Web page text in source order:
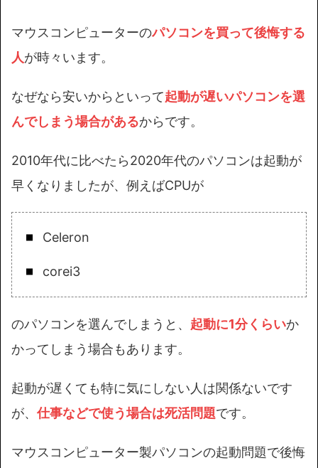
マウスコンピューターのパソコンを買って後悔する
人が時々います。
なぜなら安いからといって起動が遅いパソコンを選
んでしまう場合があるからです。
2010年代に比べたら2020年代のパソコンは起動が
早くなりましたが、例えばCPUが
Celeron
corei3
のパソコンを選んでしまうと、 起動に1分くらいか
かってしまう場合もあります。
起動が遅くても特に気にしない人は関係ないです
が、 仕事などで使う場合は死活問題です。
マウスコンピューター製パソコンの起動問題で後悔